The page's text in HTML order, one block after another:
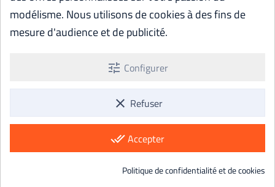
Voiture RC électrique ou thermique : comment choisir
Batterie RC LiPo vs NiMH : comparatif et quel choix
Voir tous les articles d'Aide et Conseils ...
Paiement sécurisé Stripe · Livraison gratuite
© 2026 AEBB — Tous droits réservés.
modélisme. Nous utilisons de cookies à des fins de
mesure d'audience et de publicité.
tune Configurer
clear Refuser
done_allAccepter
Politique de confidentialité et de cookies